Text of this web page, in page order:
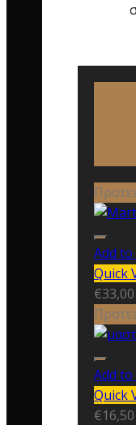
Add
Quick
€33,00
Add
Quick
€16,50